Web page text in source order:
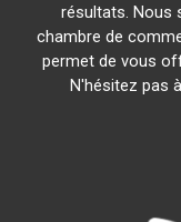
résultats. Nous
chambre de
permet de vous
N'hésitez pas